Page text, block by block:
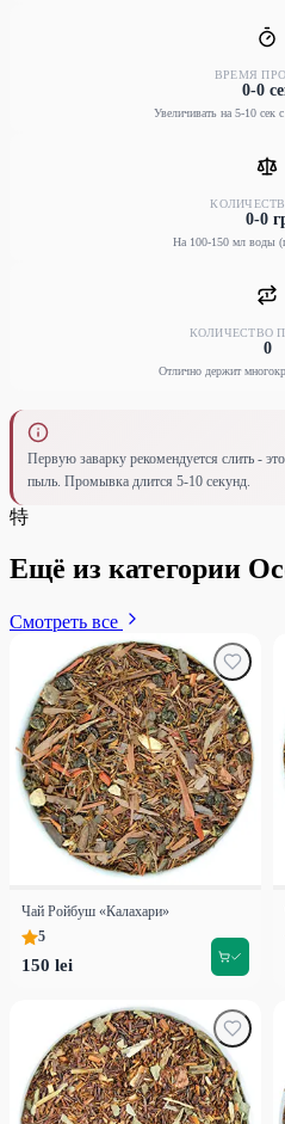
ВРЕМЯ
0-0
Увеличивать на 5-10 сек
0-0
На 100-150 мл воды
КОЛИЧЕСТВО
0
Отлично держит
Первую заварку рекомендуется слить -
пыль. Промывка длится 5-10 секунд.
特
Ещё из категории
Смотреть все
Чай Ройбуш «Калахари»
5
150 lei